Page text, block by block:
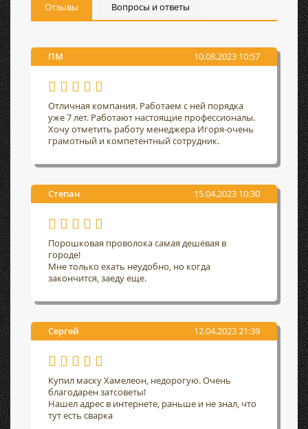
Отзывы Вопросы и ответы
ПМ 10.08.2023 10:57
Отличная компания. Работаем с ней порядка
уже 7 лет. Работают настоящие профессионалы.
Хочу отметить работу менеджера Игоря-очень
грамотный и компетентный сотрудник.
Степан 15.04.2023 10:30
Порошковая проволока самая дешёвая в
городе!
Мне только ехать неудобно, но когда
закончится, заеду еще.
Сергей 12.04.2023 21:39
Купил маску Хамелеон, недорогую. Очень
благодарен затсоветы!
Нашел адрес в интернете, раньше и не знал, что
тут есть сварка